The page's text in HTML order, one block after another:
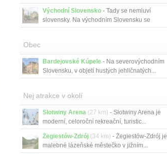
Východní Slovensko - Tady se nemluví
slovensky. Na východním Slovensku se
hutori...
Obec
Bardejovské Kúpele - Na severovýchodním
Slovensku, v objetí hustých jehličnatých...
Nej atrakce v okolí
Słotwiny Arena (27 km) - Słotwiny Arena je
moderní, celoroční rekreační, turistic...
Żegiestów-Zdrój (34 km) - Żegiestów-Zdrój je
malebné lázeňské městečko v jižním...